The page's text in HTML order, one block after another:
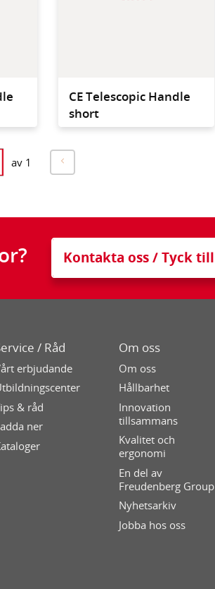
CE Telescopic Handle
short
av 1
Kontakta oss / Tyck till
/ Råd
erbjudande
& råd
ner
Om oss
Om oss
Hållbarhet
Innovation
tillsammans
Kvalitet och
ergonomi
En del av
Freudenberg Group
Nyhetsarkiv
Jobba hos oss